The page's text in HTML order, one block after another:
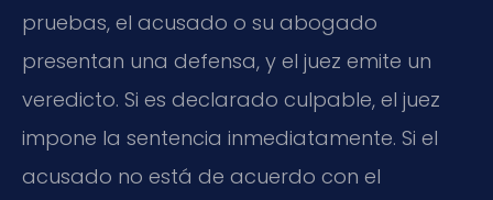
pruebas, el acusado o su abogado
presentan una defensa, y el juez emite un
veredicto. Si es declarado culpable, el juez
impone la sentencia inmediatamente. Si el
acusado no está de acuerdo con el